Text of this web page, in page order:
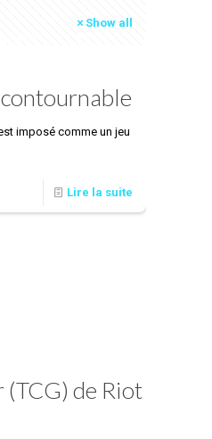
Show all
imposé comme un jeu
Lire la suite
(TCG) de Riot